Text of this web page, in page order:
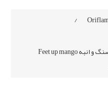
/
اسپری مرطوب کننده پا با عصاره جينسنگ و انبه Feet up mango